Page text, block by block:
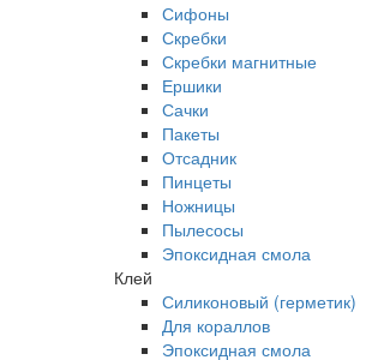
Сифоны
Скребки
Скребки магнитные
Ершики
Сачки
Пакеты
Отсадник
Пинцеты
Ножницы
Пылесосы
Эпоксидная смола
Клей
Силиконовый (герметик)
Для кораллов
Эпоксидная смола